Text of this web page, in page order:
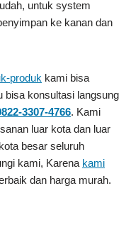
untuk system
ke kanan dan
produk kami bisa
bisa konsultasi langsung
3307-4766. Kami
luar kota dan luar
kota besar seluruh
kami, Karena kami
dan harga murah.